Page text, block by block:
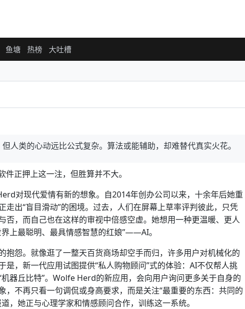
鱼塘 热榜 大吐槽
人类的心动远比公式复杂。算法或能辅助，却难替代真实火花。
正押上这一注，但胜算并不大。
对现代爱情有新的想象。自2014年创办公司以来，十余年后她重
走出“盲目滑动”的困境。过去，人们在屏幕上草率评判彼此，只凭
否，而自己也在这样的审视中倍感空虚。她想用一种更温暖、更人
上最聪明、最具情感智慧的红娘”——AI。
抱怨。就像逛了一整天百货商场却空手而归，许多用户对机械化的
是，新一代应用试图提供“私人购物顾问”式的体验：AI不仅帮人挑
器丘比特”。Wolfe Herd的新应用，会向用户询问更多关于自身的
，不再只看一句调侃或身高要求，而是关注“最重要的东西：共同的
，她正与心理学家和情感顾问合作，训练这一系统。